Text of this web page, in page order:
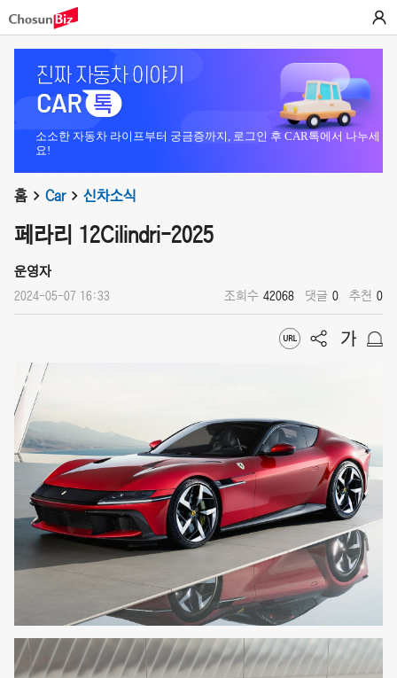
소소한 자동차 라이프부터 궁금증까지, 로그인 후 CAR톡에서 나누세
요!
홈 Car 신차소식
페라리 12Cilindri-2025
운영자
2024-05-07 16:33 조회수 42068 댓글 0 추천 0